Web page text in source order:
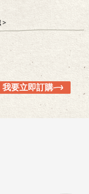
>
我要立即訂購